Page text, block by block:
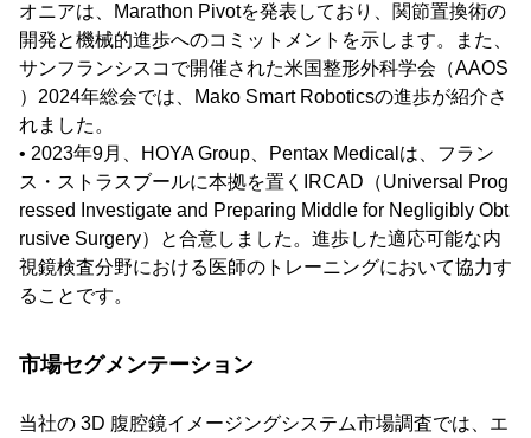
オニアは、Marathon Pivotを発表しており、関節置換術の
開発と機械的進歩へのコミットメントを示します。また、
サンフランシスコで開催された米国整形外科学会（AAOS
）2024年総会では、Mako Smart Roboticsの進歩が紹介さ
れました。
• 2023年9月、HOYA Group、Pentax Medicalは、フラン
ス・ストラスブールに本拠を置くIRCAD（Universal Prog
ressed Investigate and Preparing Middle for Negligibly Obt
rusive Surgery）と合意しました。進歩した適応可能な内
視鏡検査分野における医師のトレーニングにおいて協力す
ることです。
市場セグメンテーション
当社の 3D 腹腔鏡イメージングシステム市場調査では、エ